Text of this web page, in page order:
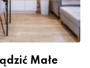
Małe